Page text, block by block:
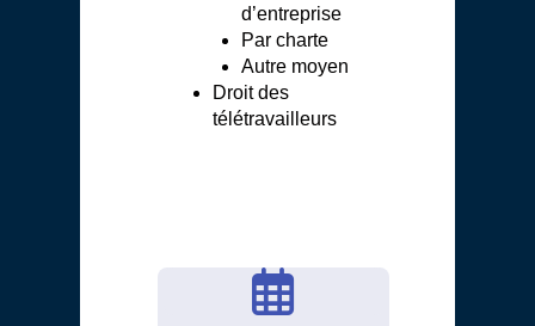
d’entreprise
Par charte
Autre moyen
Droit des
télétravailleurs